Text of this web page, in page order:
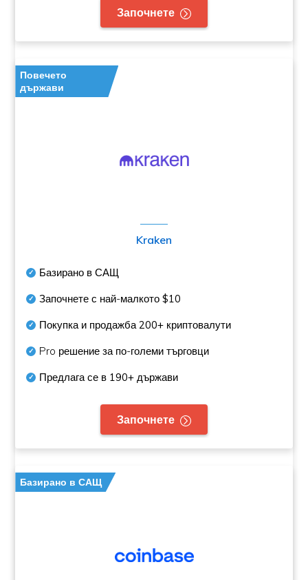
Започнете
Повечето
държави
Kraken
Базирано в САЩ
Започнете с най-малкото$10
Покупка и продажба200+ криптовалути
Pro решение за по-големи търговци
Предлага се в 190+ държави
Започнете
Базирано в САЩ